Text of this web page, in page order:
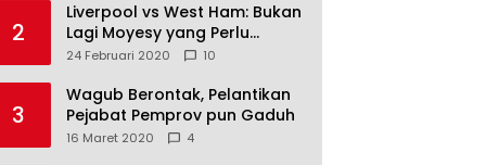
2
Liverpool vs West Ham: Bukan
Lagi Moyesy yang Perlu
Ditakuti
24 Februari 2020 10
3
Wagub Berontak, Pelantikan
Pejabat Pemprov pun Gaduh
16 Maret 2020 4